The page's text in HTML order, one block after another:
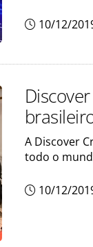
10/12/
A Discover
todo o
10/12/